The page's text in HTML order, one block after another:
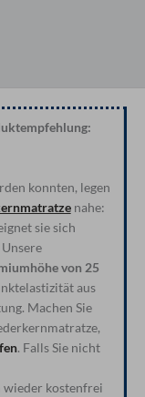
konnten, legen
nahe:
sie sich
von 25
aus
Machen Sie
. Falls Sie nicht
wieder kostenfrei